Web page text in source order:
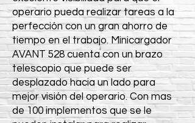
operario pueda realizar tareas a la
perfección con un gran ahorro de
tiempo en el trabajo. Minicargador
AVANT 528 cuenta con un brazo
telescopio que puede ser
desplazado hacia un lado para
mejor visión del operario. Con mas
de 100 implementos que se le